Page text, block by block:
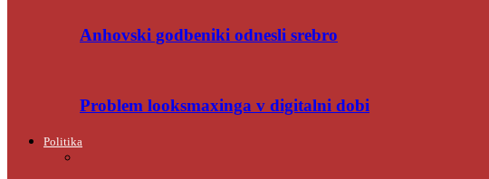
Anhovski godbeniki odnesli srebro
Problem looksmaxinga v digitalni dobi
Politika